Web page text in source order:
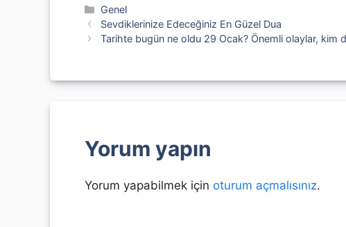
Kategoriler
Genel
Sevdiklerinize Edeceğiniz En Güzel Dua
Tarihte bugün ne oldu 29 Ocak? Önemli olaylar, kim
Yorum yapın
Yorum yapabilmek için oturum açmalısınız.